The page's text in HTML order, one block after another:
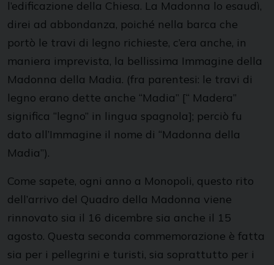
l’edificazione della Chiesa. La Madonna lo esaudì,
direi ad abbondanza, poiché nella barca che
portò le travi di legno richieste, c’era anche, in
maniera imprevista, la bellissima Immagine della
Madonna della Madia. (fra parentesi: le travi di
legno erano dette anche “Madia” [“ Madera”
significa “legno” in lingua spagnola]; perciò fu
dato all’Immagine il nome di “Madonna della
Madia”).
Come sapete, ogni anno a Monopoli, questo rito
dell’arrivo del Quadro della Madonna viene
rinnovato sia il 16 dicembre sia anche il 15
agosto. Questa seconda commemorazione è fatta
sia per i pellegrini e turisti, sia soprattutto per i